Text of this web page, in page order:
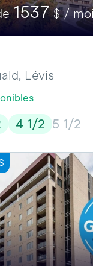
1537$ /
Lévis
4 1/2 5 1/2